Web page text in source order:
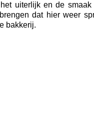
uiterlijk en de
dat hier weer
bakkerij.